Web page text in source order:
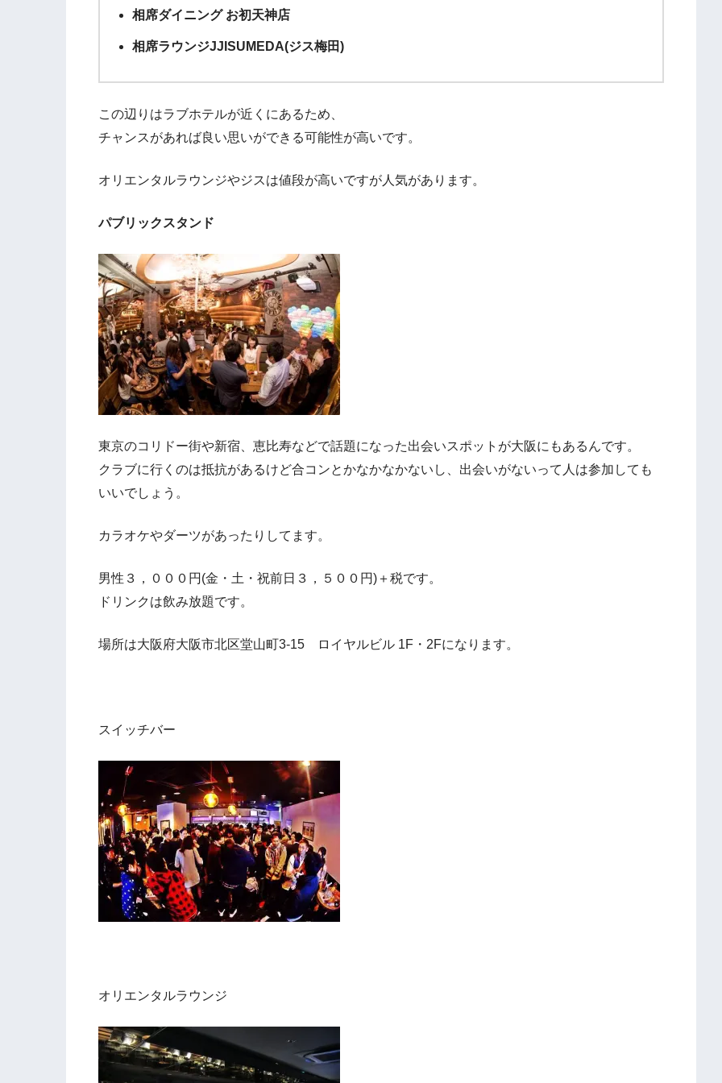
相席ダイニング お初天神店
相席ラウンジJJISUMEDA(ジス梅田)
この辺りはラブホテルが近くにあるため、
チャンスがあれば良い思いができる可能性が高いです。
オリエンタルラウンジやジスは値段が高いですが人気があります。
パブリックスタンド
東京のコリドー街や新宿、恵比寿などで話題になった出会いスポットが大阪にもあるんです。
クラブに行くのは抵抗があるけど合コンとかなかなかないし、出会いがないって人は参加しても
いいでしょう。
カラオケやダーツがあったりしてます。
男性３，０００円(金・土・祝前日３，５００円)＋税です。
ドリンクは飲み放題です。
場所は大阪府大阪市北区堂山町3-15 ロイヤルビル 1F・2Fになります。
スイッチバー
オリエンタルラウンジ